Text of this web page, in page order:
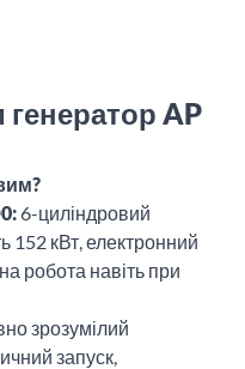
AP
6-циліндровий
152 кВт, електронний
робота навіть при
зрозумілий
запуск,